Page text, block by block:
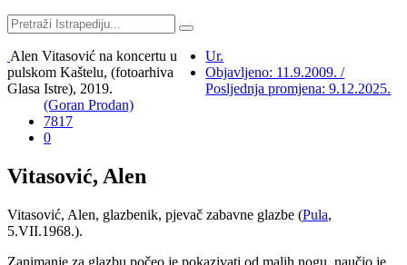
Alen Vitasović na koncertu u
pulskom Kaštelu, (fotoarhiva
Glasa Istre), 2019.
Ur.
Objavljeno: 11.9.2009. /
Posljednja promjena: 9.12.2025.
(Goran Prodan)
7817
0
Vitasović, Alen
Vitasović, Alen, glazbenik, pjevač zabavne glazbe (Pula,
5.VII.1968.).
Zanimanje za glazbu počeo je pokazivati od malih nogu, naučio je